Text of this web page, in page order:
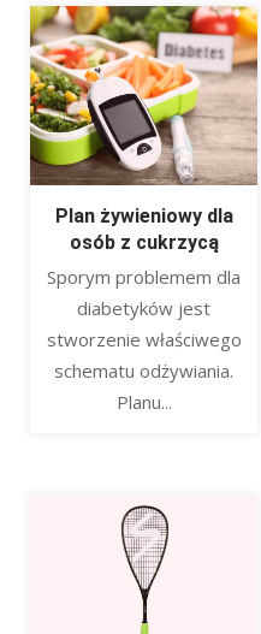
Plan żywieniowy dla
osób z cukrzycą
​ Sporym problemem dla
diabetyków jest
stworzenie właściwego
schematu odżywiania.
Planu...